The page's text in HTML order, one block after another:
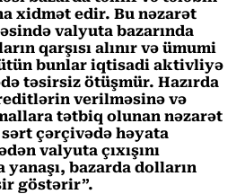
xidmət edir. Bu nəzarət
valyuta bazarında
qarşısı alınır və ümumi
bunlar iqtisadi aktivliyə
təsirsiz ötüşmür. Hazırda
verilməsinə və
tətbiq olunan nəzarət
çərçivədə həyata
valyuta çıxışını
yanaşı, bazarda dolların
göstərir”.